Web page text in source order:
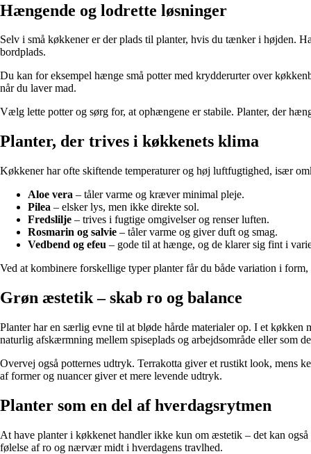
Hængende og lodrette løsninger
Selv i små køkkener er der plads til planter, hvis du tænker i højden.
bordplads.
Du kan for eksempel hænge små potter med krydderurter over
når du laver mad.
Vælg lette potter og sørg for, at ophængene er stabile. Planter, der
Planter, der trives i køkkenets klima
Køkkener har ofte skiftende temperaturer og høj luftfugtighed, især
Aloe vera – tåler varme og kræver minimal pleje.
Pilea – elsker lys, men ikke direkte sol.
Fredslilje – trives i fugtige omgivelser og renser luften.
Rosmarin og salvie – tåler varme og giver duft og smag.
Vedbend og efeu – gode til at hænge, og de klarer sig fint i
Ved at kombinere forskellige typer planter får du både variation i
Grøn æstetik – skab ro og balance
Planter har en særlig evne til at bløde hårde materialer op. I et køkken
naturlig afskærmning mellem spiseplads og arbejdsområde eller som
Overvej også potternes udtryk. Terrakotta giver et rustikt look, mens
af former og nuancer giver et mere levende udtryk.
Planter som en del af hverdagsrytmen
At have planter i køkkenet handler ikke kun om æstetik – det kan
følelse af ro og nærvær midt i hverdagens travlhed.